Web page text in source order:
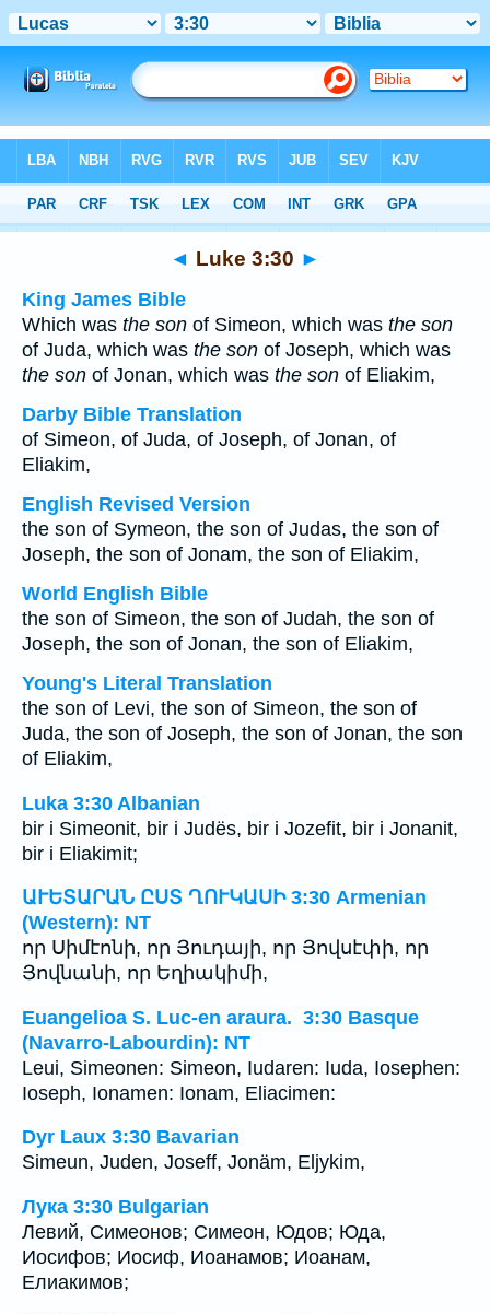
Multilingual > Luke 3:30
◄ Luke 3:30 ►
King James Bible
Which was the son of Simeon, which was the son
of Juda, which was the son of Joseph, which was
the son of Jonan, which was the son of Eliakim,
Darby Bible Translation
of Simeon, of Juda, of Joseph, of Jonan, of
Eliakim,
English Revised Version
the son of Symeon, the son of Judas, the son of
Joseph, the son of Jonam, the son of Eliakim,
World English Bible
the son of Simeon, the son of Judah, the son of
Joseph, the son of Jonan, the son of Eliakim,
Young's Literal Translation
the son of Levi, the son of Simeon, the son of
Juda, the son of Joseph, the son of Jonan, the son
of Eliakim,
Luka 3:30 Albanian
bir i Simeonit, bir i Judës, bir i Jozefit, bir i Jonanit,
bir i Eliakimit;
ԱՒԵՏԱՐԱՆ ԸՍՏ ՂՈՒԿԱՍԻ 3:30 Armenian
(Western): NT
որ Սիմէոնի, որ Յուդայի, որ Յովսէփի, որ
Յովնանի, որ Եղիակիմի,
Euangelioa S. Luc-en araura. 3:30 Basque
(Navarro-Labourdin): NT
Leui, Simeonen: Simeon, Iudaren: Iuda, Iosephen:
Ioseph, Ionamen: Ionam, Eliacimen:
Dyr Laux 3:30 Bavarian
Simeun, Juden, Joseff, Jonäm, Eljykim,
Лука 3:30 Bulgarian
Левий, Симеонов; Симеон, Юдов; Юда,
Иосифов; Иосиф, Иоанамов; Иоанам,
Елиакимов;